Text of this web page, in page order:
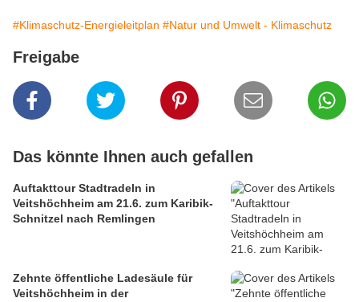
#Klimaschutz-Energieleitplan #Natur und Umwelt - Klimaschutz
Freigabe
Das könnte Ihnen auch gefallen
Auftakttour Stadtradeln in
Veitshöchheim am 21.6. zum Karibik-
Schnitzel nach Remlingen
Zehnte öffentliche Ladesäule für
Veitshöchheim in der